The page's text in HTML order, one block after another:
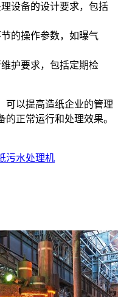
设备的设计要求，包括
的操作参数，如曝气
护要求，包括定期检
可以提高造纸企业的管理
正常运行和处理效果。
污水处理机